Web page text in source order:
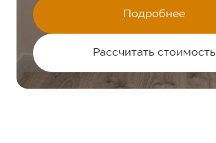
Подробнее
Рассчитать стоимость